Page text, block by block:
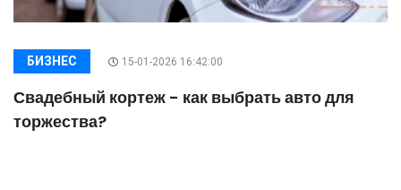
БИЗНЕС 15-01-2026 16:42:00
Свадебный кортеж - как выбрать авто для
торжества?